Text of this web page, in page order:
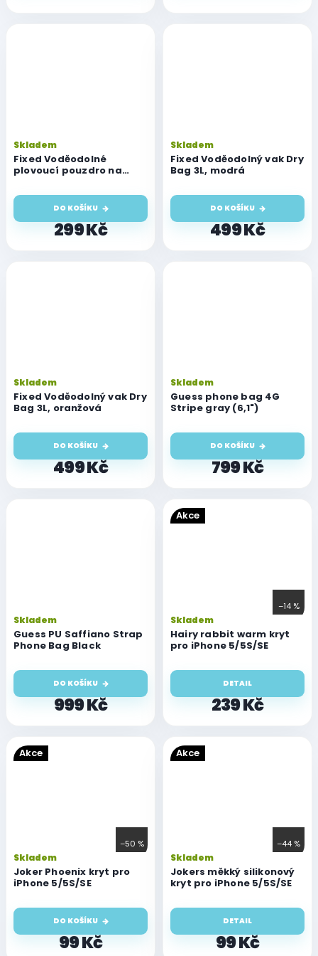
Fixed Voděodolné
plovoucí pouzdro na
uzamykacím systémem
a certifikací IPX8, modrá
Skladem
299 Kč
DO KOŠÍKU
Fixed Voděodolný vak Dry
Bag 3L, modrá
Skladem
499 Kč
DO KOŠÍKU
Fixed Voděodolný vak Dry
Bag 3L, oranžová
Skladem
499 Kč
DO KOŠÍKU
Guess phone bag 4G
Stripe gray (6,1")
Skladem
799 Kč
DO KOŠÍKU
Guess PU Saffiano Strap
Phone Bag Black
Skladem
999 Kč
DO KOŠÍKU
Akce
–14 %
Hairy rabbit warm kryt
pro iPhone 5/5S/SE
Skladem
239 Kč
DETAIL
Akce
–50 %
Joker Phoenix kryt pro
iPhone 5/5S/SE
Skladem
99 Kč
DO KOŠÍKU
Akce
–44 %
Jokers měkký silikonový
kryt pro iPhone 5/5S/SE
Skladem
99 Kč
DETAIL